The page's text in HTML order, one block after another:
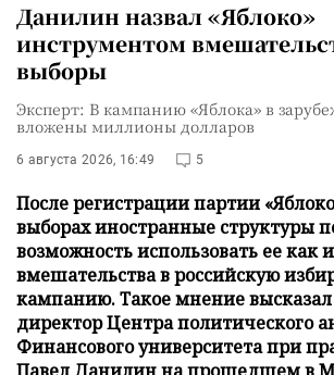
Данилин назвал «Яблоко»
инструментом
выборы
Эксперт: В кампанию «Яблока» в
вложены миллионы долларов
6 августа 2026, 16:49 5
После регистрации партии
выборах иностранные структуры
возможность использовать ее как
вмешательства в российскую
кампанию. Такое мнение высказал
директор Центра политического
Финансового университета при